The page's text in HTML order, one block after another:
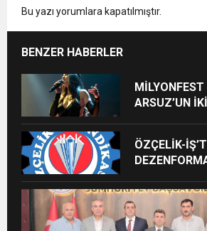
Bu yazı yorumlara kapatılmıştır.
BENZER HABERLER
ARSUZ’UN
ÖZÇELİK-
CEZAİ